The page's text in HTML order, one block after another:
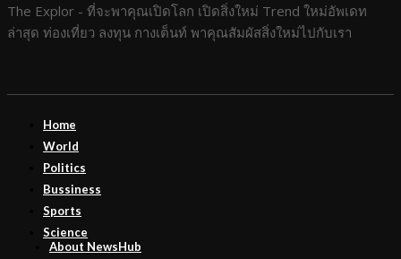
The Explor - ที่จะพาคุณเปิดโลก เปิดสิ่งใหม่ Trend ใหม่อัพเดท
ล่าสุด ท่องเที่ยว ลงทุน กางเต็นท์ พาคุณสัมผัสสิ่งใหม่ไปกับเรา
Home
World
Politics
Bussiness
Sports
Science
About NewsHub